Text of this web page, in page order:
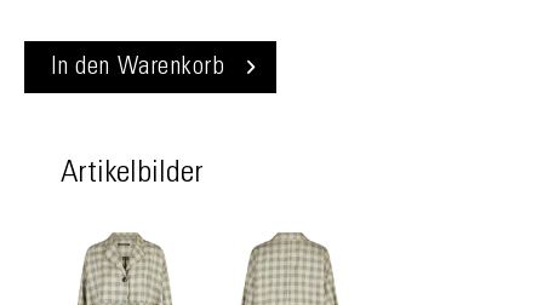
In den Warenkorb
Artikelbilder